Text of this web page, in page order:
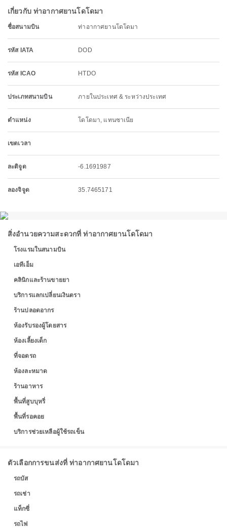
เกี่ยวกับ ท่าอากาศยานโดโดมา
ชื่อสนามบิน ท่าอากาศยานโดโดมา
รหัส IATA DOD
รหัส ICAO HTDO
ประเภทสนามบิน ภายในประเทศ & ระหว่างประเทศ
ตำแหน่ง โดโดมา, แทนซาเนีย
เขตเวลา
ละติจูด -6.1691987
ลองจิจูด 35.7465171
สิ่งอำนวยความสะดวกที่ ท่าอากาศยานโดโดมา
โรงแรมในสนามบิน
เอทีเอ็ม
คลินิกและร้านขายยา
บริการแลกเปลี่ยนเงินตรา
ร้านปลอดอากร
ห้องรับรองผู้โดยสาร
ห้องเลี้ยงเด็ก
ที่จอดรถ
ห้องละหมาด
ร้านอาหาร
พื้นที่สูบบุหรี่
พื้นที่รอคอย
บริการช่วยเหลือผู้ใช้รถเข็น
ตัวเลือกการขนส่งที่ ท่าอากาศยานโดโดมา
รถบัส
รถเช่า
แท็กซี่
รถไฟ